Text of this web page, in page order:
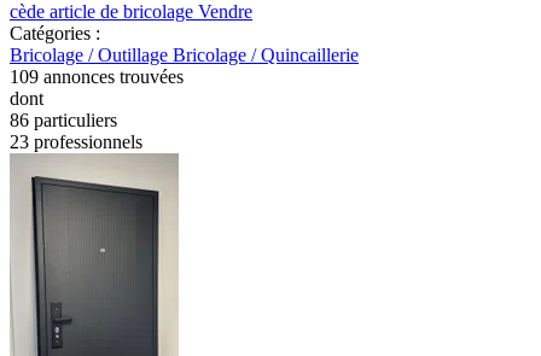
cède article de bricolage Vendre
Catégories :
Bricolage / Outillage Bricolage / Quincaillerie
109 annonces trouvées
dont
86 particuliers
23 professionnels